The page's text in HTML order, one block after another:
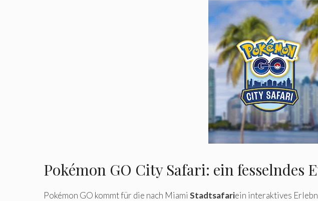
Pokémon GO City Safari: ein fesselndes
Pokémon GO kommt für die nach Miami Stadtsafariein interaktives